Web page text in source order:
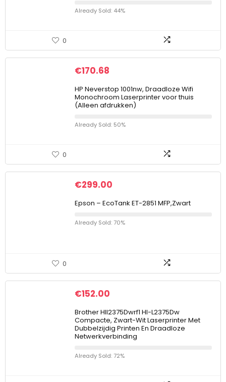
Already Sold: 44%
0
€170.68
HP Neverstop 1001nw, Draadloze Wifi
Monochroom Laserprinter voor thuis
(Alleen afdrukken)
Already Sold: 50%
0
€299.00
Epson – EcoTank ET-2851 MFP,Zwart
Already Sold: 70%
0
€152.00
Brother Hll2375Dwrf1 Hl-L2375Dw
Compacte, Zwart-Wit Laserprinter Met
Dubbelzijdig Printen En Draadloze
Netwerkverbinding
Already Sold: 72%